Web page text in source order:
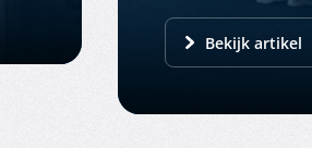
Bekijk artikel